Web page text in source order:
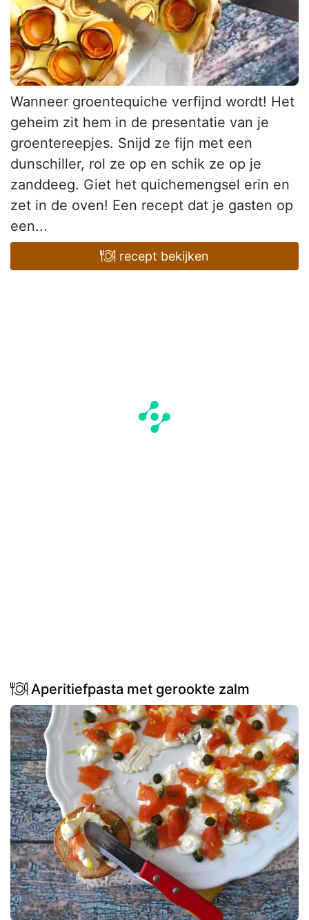
Wanneer groentequiche verfijnd wordt! Het
geheim zit hem in de presentatie van je
groentereepjes. Snijd ze fijn met een
dunschiller, rol ze op en schik ze op je
zanddeeg. Giet het quichemengsel erin en
zet in de oven! Een recept dat je gasten op
een...
recept bekijken
Aperitiefpasta met gerookte zalm